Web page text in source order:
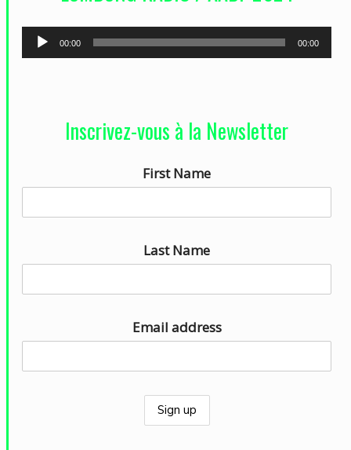
L
e
e
r
d
o
00:00 00:00
Inscrivez-vous à la Newsletter
First Name
Last Name
Email address